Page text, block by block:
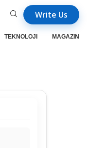
Write Us
TEKNOLOJI MAGAZIN